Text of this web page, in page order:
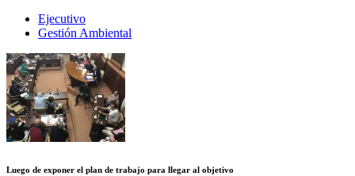
Ejecutivo
Gestión Ambiental
Luego de exponer el plan de trabajo para llegar al objetivo